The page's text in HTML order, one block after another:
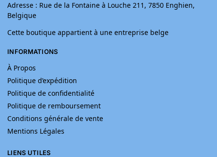
Adresse : Rue de la Fontaine à Louche 211, 7850 Enghien,
Belgique
Cette boutique appartient à une entreprise belge
INFORMATIONS
À Propos
Politique d’expédition
Politique de confidentialité
Politique de remboursement
Conditions générale de vente
Mentions Légales
LIENS UTILES